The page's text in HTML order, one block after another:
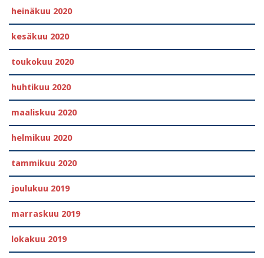
heinäkuu 2020
kesäkuu 2020
toukokuu 2020
huhtikuu 2020
maaliskuu 2020
helmikuu 2020
tammikuu 2020
joulukuu 2019
marraskuu 2019
lokakuu 2019